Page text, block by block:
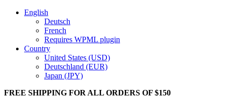
English
Deutsch
French
Requires WPML plugin
Country
United States (USD)
Deutschland (EUR)
Japan (JPY)
FREE SHIPPING FOR ALL ORDERS OF $150